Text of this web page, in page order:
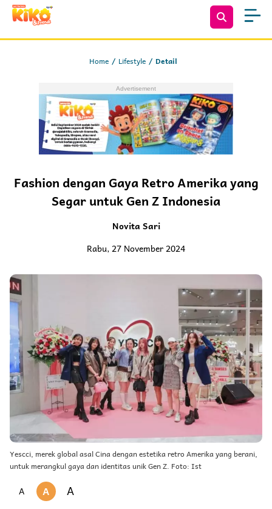
Home Lifestyle Detail
Fashion dengan Gaya Retro Amerika yang
Segar untuk Gen Z Indonesia
Novita Sari
Rabu, 27 November 2024
Yescci, merek global asal Cina dengan estetika retro Amerika yang berani,
untuk merangkul gaya dan identitas unik Gen Z. Foto: Ist
A A A